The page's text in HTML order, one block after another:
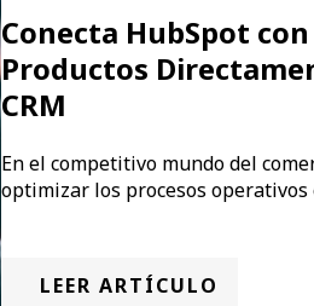
Conecta HubSpot
Productos
CRM
En el competitivo mundo del
optimizar los procesos operativos
LEER ARTÍCULO